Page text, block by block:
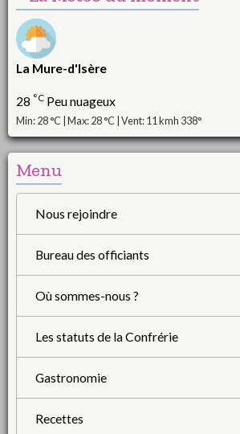
La Mure-d'Isère
28 °C Peu nuageux
Min: 28 °C | Max: 28 °C | Vent: 11 kmh 338°
Menu
Nous rejoindre
Bureau des officiants
Où sommes-nous ?
Les statuts de la Confrérie
Gastronomie
Recettes